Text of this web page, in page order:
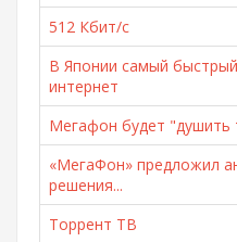
512 Кбит/с
В Японии самый
интернет
Мегафон будет "душить
«МегаФон» предложил
решения...
Торрент ТВ